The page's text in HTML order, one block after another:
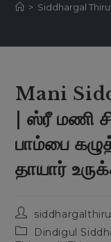
> Siddhargal
Mani
| ஸ்ரீ மணி
பாம்பை
தாயார்
Dindigul